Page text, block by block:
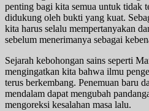
penting bagi kita semua untuk tidak
didukung oleh bukti yang kuat.
kita harus selalu mempertanyakan
sebelum menerimanya sebagai
Sejarah kebohongan sains seperti
mengingatkan kita bahwa ilmu
terus berkembang. Penemuan baru
mendalam dapat mengubah
mengoreksi kesalahan masa lalu.